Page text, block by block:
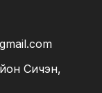
Сичэн,